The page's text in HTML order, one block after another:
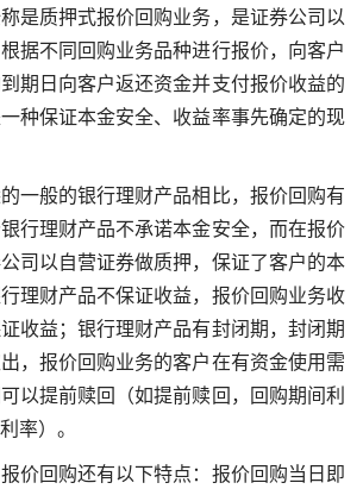
是质押式报价回购业务，是证券公司以
据不同回购业务品种进行报价，向客户
期日向客户返还资金并支付报价收益的
种保证本金安全、收益率事先确定的现
一般的银行理财产品相比，报价回购有
行理财产品不承诺本金安全，而在报价
司以自营证券做质押，保证了客户的本
理财产品不保证收益，报价回购业务收
收益；银行理财产品有封闭期，封闭期
，报价回购业务的客户在有资金使用需
以提前赎回（如提前赎回，回购期间利
率）。
价回购还有以下特点：报价回购当日即